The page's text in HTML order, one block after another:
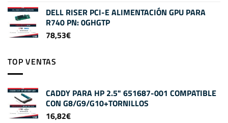
DELL RISER PCI-E ALIMENTACIÓN GPU PARA
R740 PN: 0GHGTP
78,53€
TOP VENTAS
CADDY PARA HP 2.5" 651687-001 COMPATIBLE
CON G8/G9/G10+TORNILLOS
16,82€